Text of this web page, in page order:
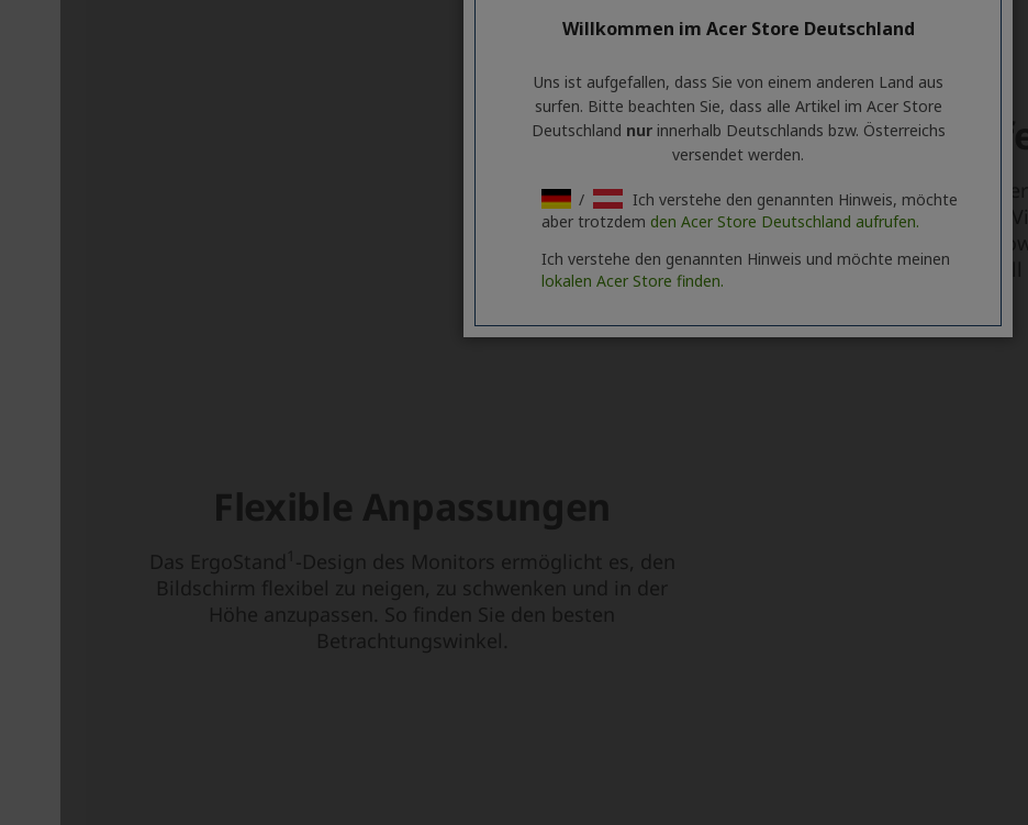
Willkommen im Acer Store Deutschland
Uns ist aufgefallen, dass Sie von einem anderen Land aus
surfen. Bitte beachten Sie, dass alle Artikel im Acer Store
Deutschland nurinnerhalb Deutschlands bzw. Österreichs
versendet werden.
/
Ich verstehe den genannten Hinweis, möchte
aber trotzdem den Acer Store Deutschland aufrufen.
Ich verstehe den genannten Hinweis und möchte meinen
lokalen Acer Store finden.